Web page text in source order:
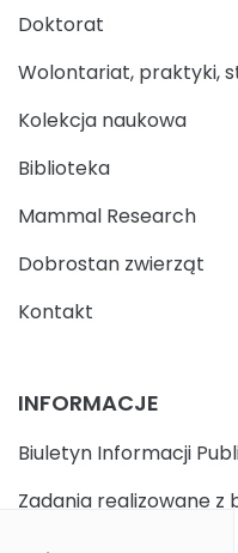
Doktorat
Wolontariat, praktyki,
Kolekcja naukowa
Biblioteka
Mammal Research
Dobrostan zwierząt
Kontakt
INFORMACJE
Biuletyn Informacji
Zadania realizowane z